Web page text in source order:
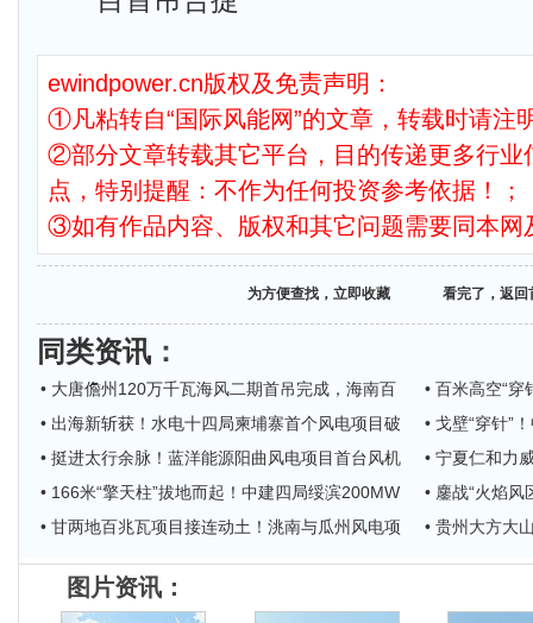
ewindpower.cn版权及免责声明：
①凡粘转自“国际风能网”的文章，转载时请注
②部分文章转载其它平台，目的传递更多行业
点，特别提醒：不作为任何投资参考依据！；
③如有作品内容、版权和其它问题需要同本网
为方便查找，立即收藏 看完了，返回
同类资讯 ：
• 大唐儋州120万千瓦海风二期首吊完成，海南百
• 百米高空“
• 出海新斩获！水电十四局柬埔寨首个风电项目破
• 戈壁“穿针”
• 挺进太行余脉！蓝洋能源阳曲风电项目首台风机
• 宁夏仁和力
• 166米“擎天柱”拔地而起！中建四局绥滨200MW
• 鏖战“火焰
• 甘两地百兆瓦项目接连动土！洮南与瓜州风电项
• 贵州大方大
图片资讯：